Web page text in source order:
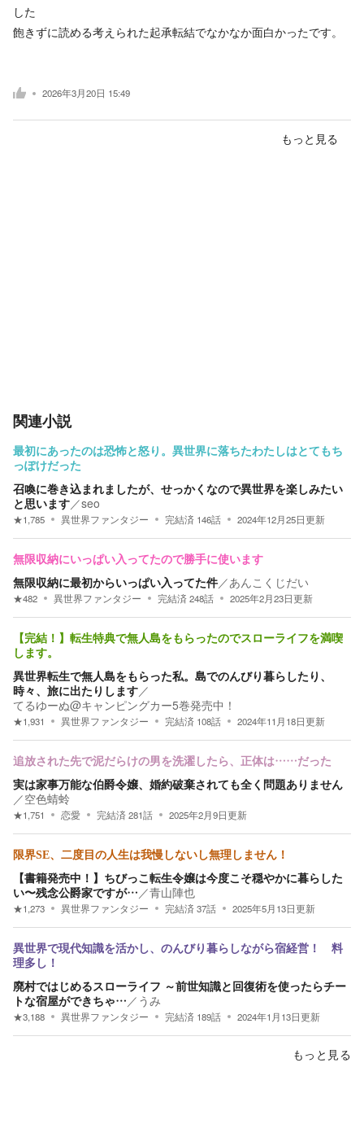
した
飽きずに読める考えられた起承転結でなかなか面白かったです。
2026年3月20日 15:49
もっと見る
関連小説
最初にあったのは恐怖と怒り。異世界に落ちたわたしはとてもち
っぽけだった
召喚に巻き込まれましたが、せっかくなので異世界を楽しみたい
と思います／seo
★1,785 異世界ファンタジー 完結済 146話 2024年12月25日更新
無限収納にいっぱい入ってたので勝手に使います
無限収納に最初からいっぱい入ってた件／あんこくじだい
★482 異世界ファンタジー 完結済248話 2025年2月23日更新
【完結！】転生特典で無人島をもらったのでスローライフを満喫
します。
異世界転生で無人島をもらった私。島でのんびり暮らしたり、
時々、旅に出たりします／
てるゆーぬ@キャンピングカー5巻発売中！
★1,931 異世界ファンタジー 完結済 108話 2024年11月18日更新
追放された先で泥だらけの男を洗濯したら、正体は……だった
実は家事万能な伯爵令嬢、婚約破棄されても全く問題ありません
／空色蜻蛉
★1,751 恋愛 完結済281話 2025年2月9日更新
限界SE、二度目の人生は我慢しないし無理しません！
【書籍発売中！】ちびっこ転生令嬢は今度こそ穏やかに暮らした
い〜残念公爵家ですが… ／青山陣也
★1,273 異世界ファンタジー 完結済37話 2025年5月13日更新
異世界で現代知識を活かし、のんびり暮らしながら宿経営！ 料
理多し！
廃村ではじめるスローライフ ～前世知識と回復術を使ったらチー
トな宿屋ができちゃ… ／ うみ
★3,188 異世界ファンタジー 完結済 189話 2024年1月13日更新
もっと見る